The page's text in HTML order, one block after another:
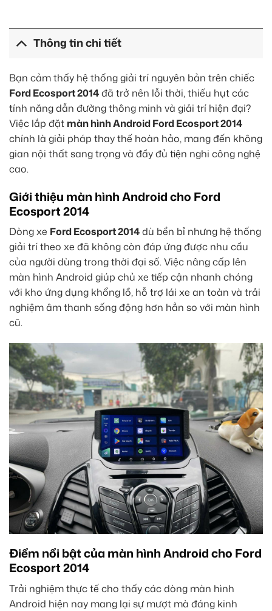
Thông tin chi tiết
Bạn cảm thấy hệ thống giải trí nguyên bản trên chiếc
Ford Ecosport 2014đã trở nên lỗi thời, thiếu hụt các
tính năng dẫn đường thông minh và giải trí hiện đại?
Việc lắp đặt màn hình Android Ford Ecosport 2014
chính là giải pháp thay thế hoàn hảo, mang đến không
gian nội thất sang trọng và đầy đủ tiện nghi công nghệ
cao.
Giới thiệu màn hình Android cho Ford
Ecosport 2014
Dòng xe Ford Ecosport 2014dù bền bỉ nhưng hệ thống
giải trí theo xe đã không còn đáp ứng được nhu cầu
của người dùng trong thời đại số. Việc nâng cấp lên
màn hình Android giúp chủ xe tiếp cận nhanh chóng
với kho ứng dụng khổng lồ, hỗ trợ lái xe an toàn và trải
nghiệm âm thanh sống động hơn hẳn so với màn hình
cũ.
Điểm nổi bật của màn hình Android cho Ford
Ecosport 2014
Trải nghiệm thực tế cho thấy các dòng màn hình
Android hiện nay mang lại sự mượt mà đáng kinh